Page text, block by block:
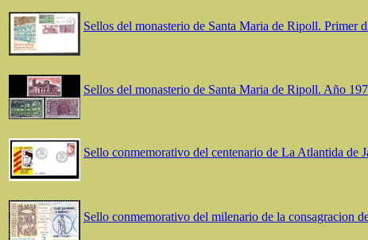
Sellos del monasterio de Santa Maria de Ripoll. Primer
Sellos del monasterio de Santa Maria de Ripoll. Año
Sello conmemorativo del centenario de La Atlantida de
Sello conmemorativo del milenario de la consagracion